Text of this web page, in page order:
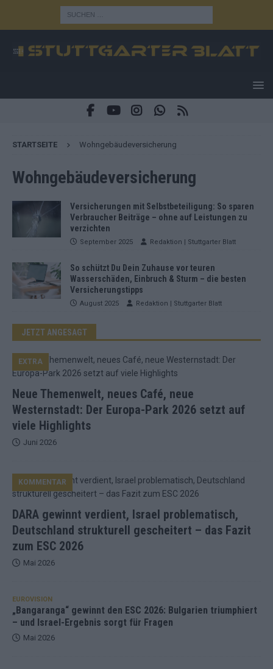
STARTSEITE Wohngebäudeversicherung
Wohngebäudeversicherung
Versicherungen mit Selbstbeteiligung: So sparen
Verbraucher Beiträge – ohne auf Leistungen zu
verzichten
September 2025 Redaktion | Stuttgarter Blatt
So schützt Du Dein Zuhause vor teuren
Wasserschäden, Einbruch & Sturm – die besten
Versicherungstipps
August 2025 Redaktion | Stuttgarter Blatt
JETZT ANGESAGT
Neue Themenwelt, neues Café, neue
Westernstadt: Der Europa-Park 2026 setzt auf
viele Highlights
EXTRA
Juni 2026
DARA gewinnt verdient, Israel problematisch,
Deutschland strukturell gescheitert – das Fazit
zum ESC 2026
KOMMENTAR
Mai 2026
EUROVISION
„Bangaranga“ gewinnt den ESC 2026: Bulgarien triumphiert
– und Israel-Ergebnis sorgt für Fragen
Mai 2026